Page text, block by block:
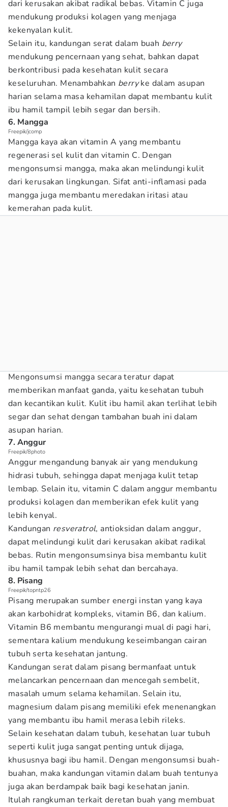
dari kerusakan akibat radikal bebas. Vitamin C juga
mendukung produksi kolagen yang menjaga
kekenyalan kulit.
Selain itu, kandungan serat dalam buah berry
mendukung pencernaan yang sehat, bahkan dapat
berkontribusi pada kesehatan kulit secara
keseluruhan. Menambahkan berryke dalam asupan
harian selama masa kehamilan dapat membantu kulit
ibu hamil tampil lebih segar dan bersih.
6. Mangga
Freepik/jcomp
Mangga kaya akan vitamin A yang membantu
regenerasi sel kulit dan vitamin C. Dengan
mengonsumsi mangga, maka akan melindungi kulit
dari kerusakan lingkungan. Sifat anti-inflamasi pada
mangga juga membantu meredakan iritasi atau
kemerahan pada kulit.
Mengonsumsi mangga secara teratur dapat
memberikan manfaat ganda, yaitu kesehatan tubuh
dan kecantikan kulit. Kulit ibu hamil akan terlihat lebih
segar dan sehat dengan tambahan buah ini dalam
asupan harian.
7. Anggur
Freepik/8photo
Anggur mengandung banyak air yang mendukung
hidrasi tubuh, sehingga dapat menjaga kulit tetap
lembap. Selain itu, vitamin C dalam anggur membantu
produksi kolagen dan memberikan efek kulit yang
lebih kenyal.
Kandungan resveratrol, antioksidan dalam anggur,
dapat melindungi kulit dari kerusakan akibat radikal
bebas. Rutin mengonsumsinya bisa membantu kulit
ibu hamil tampak lebih sehat dan bercahaya.
8. Pisang
Freepik/topntp26
Pisang merupakan sumber energi instan yang kaya
akan karbohidrat kompleks, vitamin B6, dan kalium.
Vitamin B6 membantu mengurangi mual di pagi hari,
sementara kalium mendukung keseimbangan cairan
tubuh serta kesehatan jantung.
Kandungan serat dalam pisang bermanfaat untuk
melancarkan pencernaan dan mencegah sembelit,
masalah umum selama kehamilan. Selain itu,
magnesium dalam pisang memiliki efek menenangkan
yang membantu ibu hamil merasa lebih rileks.
Selain kesehatan dalam tubuh, kesehatan luar tubuh
seperti kulit juga sangat penting untuk dijaga,
khususnya bagi ibu hamil. Dengan mengonsumsi buah-
buahan, maka kandungan vitamin dalam buah tentunya
juga akan berdampak baik bagi kesehatan janin.
Itulah rangkuman terkait deretan buah yang membuat